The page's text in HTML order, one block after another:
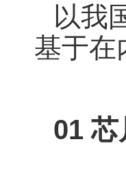
以我
基于在
01芯